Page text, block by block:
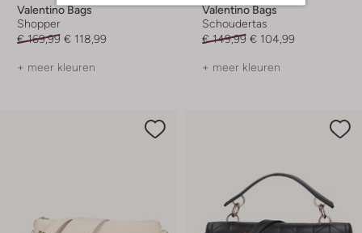
Valentino Bags
Shopper
€ 169,99 € 118,99
+ meer kleuren
Valentino Bags
Schoudertas
€ 149,99 € 104,99
+ meer kleuren